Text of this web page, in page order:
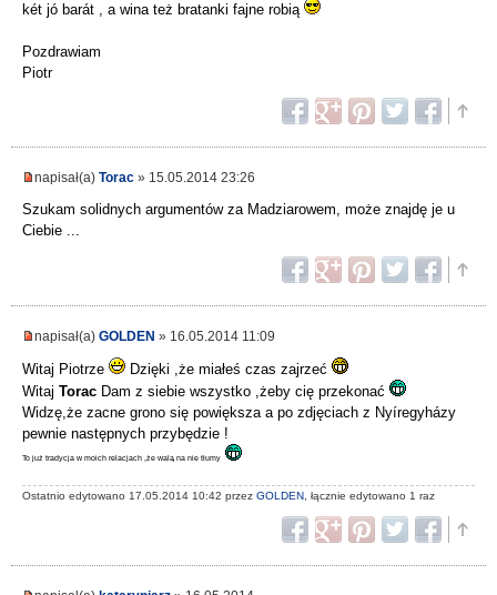
két jó barát , a wina też bratanki fajne robią
Pozdrawiam
Piotr
napisał(a) Torac » 15.05.2014 23:26
Szukam solidnych argumentów za Madziarowem, może znajdę je u
Ciebie ...
napisał(a) GOLDEN » 16.05.2014 11:09
Witaj Piotrze
Dzięki ,że miałeś czas zajrzeć
Witaj Torac Dam z siebie wszystko ,żeby cię przekonać
Widzę,że zacne grono się powiększa a po zdjęciach z Nyíregyházy
pewnie następnych przybędzie !
To już tradycja w moich relacjach ,że walą na nie tłumy
Ostatnio edytowano 17.05.2014 10:42 przez GOLDEN , łącznie edytowano 1 raz